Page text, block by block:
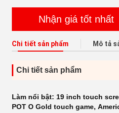
Nhận giá tốt nhất
Chi tiết sản phẩm Mô tả
Chi tiết sản phẩm
Làm nổi bật: 19 inch touch
POT O Gold touch game,